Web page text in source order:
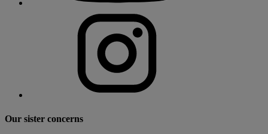
Our sister concerns